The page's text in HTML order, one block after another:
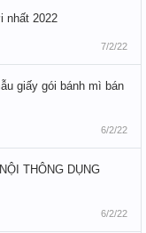
nhất 2022
7/2/22
giấy gói bánh mì bán
6/2/22
THÔNG DỤNG
6/2/22